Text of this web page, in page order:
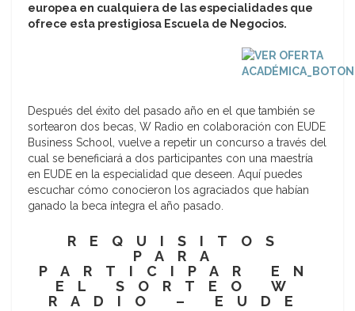
europea en cualquiera de las especialidades que
ofrece esta prestigiosa Escuela de Negocios.
Después del éxito del pasado año en el que también se
sortearon dos becas, W Radio en colaboración con EUDE
Business School, vuelve a repetir un concurso a través del
cual se beneficiará a dos participantes con una maestría
en EUDE en la especialidad que deseen. Aquí puedes
escuchar cómo conocieron los agraciados que habían
ganado la beca íntegra el año pasado.
REQUISITOS
PARA
PARTICIPAR EN
EL SORTEO W
RADIO – EUDE